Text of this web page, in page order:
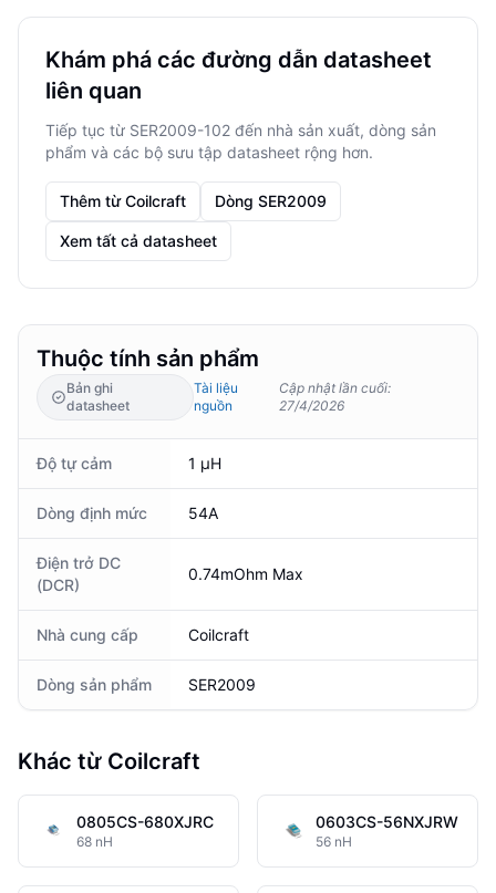
Khám phá các đường dẫn datasheet
liên quan
Tiếp tục từ SER2009-102 đến nhà sản xuất, dòng sản
phẩm và các bộ sưu tập datasheet rộng hơn.
Thêm từ Coilcraft Dòng SER2009
Xem tất cả datasheet
Thuộc tính sản phẩm
Bản ghi
datasheet
Tài liệu
nguồn
Cập nhật lần cuối:
27/4/2026
Độ tự cảm 1 μH
Dòng định mức 54A
Điện trở DC
(DCR)
0.74mOhm Max
Nhà cung cấp Coilcraft
Dòng sản phẩm SER2009
Khác từ Coilcraft
0805CS-680XJRC
68 nH
0603CS-56NXJRW
56 nH